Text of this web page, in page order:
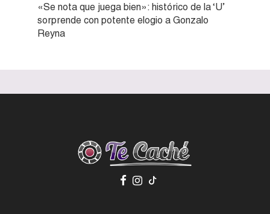
«Se nota que juega bien»: histórico de la ‘U’
sorprende con potente elogio a Gonzalo
Reyna